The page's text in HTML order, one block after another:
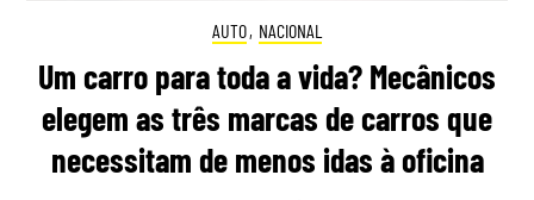
AUTO, NACIONAL
Um carro para toda a vida? Mecânicos
elegem as três marcas de carros que
necessitam de menos idas à oficina